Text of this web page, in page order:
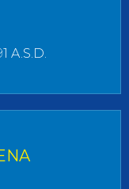
A.S.D.